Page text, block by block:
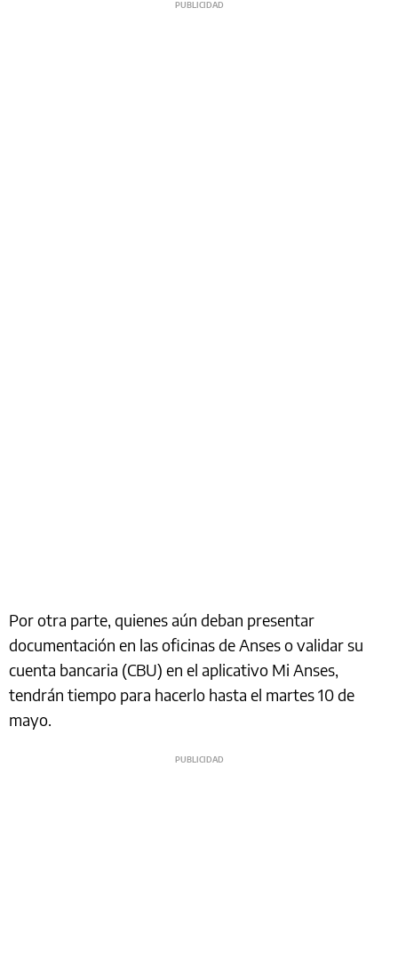
Por otra parte, quienes aún deban presentar
documentación en las oficinas de Anses o validar su
cuenta bancaria (CBU) en el aplicativo Mi Anses,
tendrán tiempo para hacerlo hasta el martes 10 de
mayo.